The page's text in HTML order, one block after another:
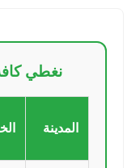
نغطي كافة
المدينة